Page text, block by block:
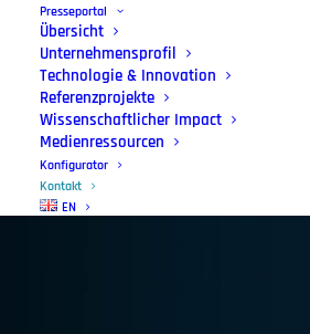
Presseportal
Übersicht
Unternehmensprofil
Technologie & Innovation
Referenzprojekte
Wissenschaftlicher Impact
Medienressourcen
Konfigurator
Kontakt
EN
Kontakt
Pionier in
60 Jahre